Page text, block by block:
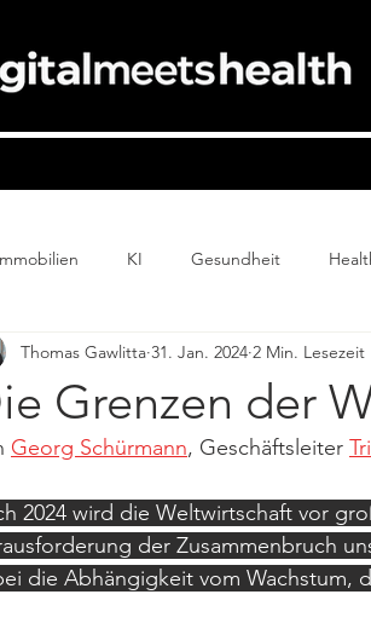
KI Gesundheit
Grenzen der
Thomas Gawlitta 31. Jan. 2024 2 Min. Lesezeit
Georg Schürmann, Geschäftsleiter
2024 wird die Weltwirtschaft vor
der Zusammenbruch
die Abhängigkeit vom Wachstum,